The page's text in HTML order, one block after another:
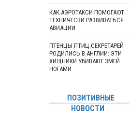
КАК АЭРОТАКСИ ПОМОГАЮТ
ТЕХНИЧЕСКИ РАЗВИВАТЬСЯ
АВИАЦИИ
ПТЕНЦЫ ПТИЦ-СЕКРЕТАРЕЙ
РОДИЛИСЬ В АНГЛИИ: ЭТИ
ХИЩНИКИ УБИВАЮТ ЗМЕЙ
НОГАМИ
ПОЗИТИВНЫЕ
НОВОСТИ